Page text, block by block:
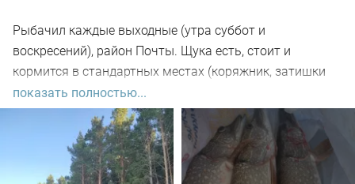
Рыбачил каждые выходные (утра суббот и
воскресений), район Почты. Щука есть, стоит и
кормится в стандартных местах (коряжник, затишки
под глубокими берегами), но халявы нет - приходится
искать и тогда успех есть и будет).
Замечено - завтрак по расписанию, основные выходы
до 7-30 утра. С сумерек и до этого времени река живет,
показать полностью...